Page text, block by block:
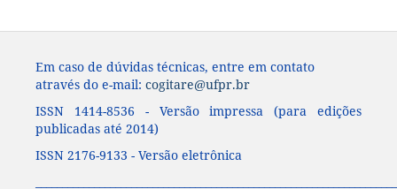
Em caso de dúvidas técnicas, entre em contato
através do e-mail: cogitare@ufpr.br
ISSN 1414-8536 - Versão impressa (para edições
publicadas até 2014)
ISSN 2176-9133 - Versão eletrônica